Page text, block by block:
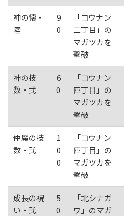
神の懐・
陸
9
0
「コウナン
二丁目」の
マガツカを
撃破
神の技
数・弐
6
0
「コウナン
四丁目」の
マガツカを
撃破
仲魔の技
数・弐
1
0
0
「コウナン
四丁目」の
マガツカを
撃破
成長の祝
い・弐
5
0
「北シナガ
ワ」のマガ